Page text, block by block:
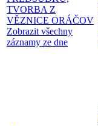
TVORBA Z
VĚZNICE ORÁČOV
Zobrazit všechny
záznamy ze dne